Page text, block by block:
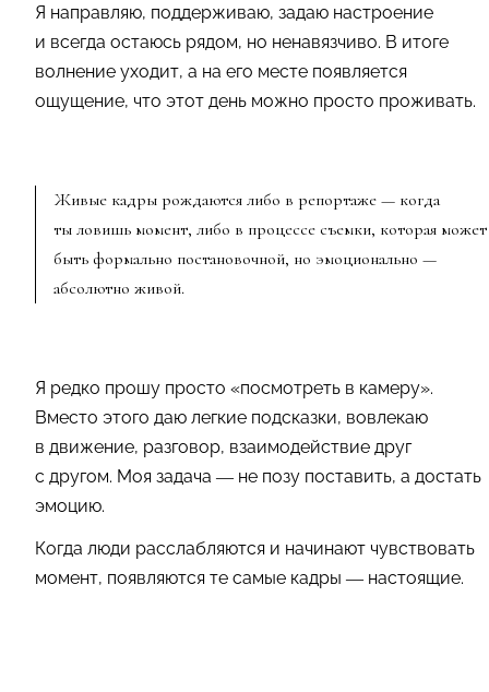
Я направляю, поддерживаю, задаю настроение
и всегда остаюсь рядом, но ненавязчиво. В итоге
волнение уходит, а на его месте появляется
ощущение, что этот день можно просто проживать.
Живые кадры рождаются либо в репортаже — когда
ты ловишь момент, либо в процессе съемки, которая может
быть формально постановочной, но эмоционально —
абсолютно живой.
Я редко прошу просто «посмотреть в камеру».
Вместо этого даю легкие подсказки, вовлекаю
в движение, разговор, взаимодействие друг
с другом. Моя задача — не позу поставить, а достать
эмоцию.
Когда люди расслабляются и начинают чувствовать
момент, появляются те самые кадры — настоящие.